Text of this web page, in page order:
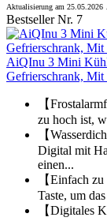
Aktualisierung am 25.05.2026
Bestseller Nr. 7
AiQInu 3 Mini
Gefrierschrank,
【
zu hoch ist,
【
Digital mit
einen...
【Einfach
Taste, um
【Digitales